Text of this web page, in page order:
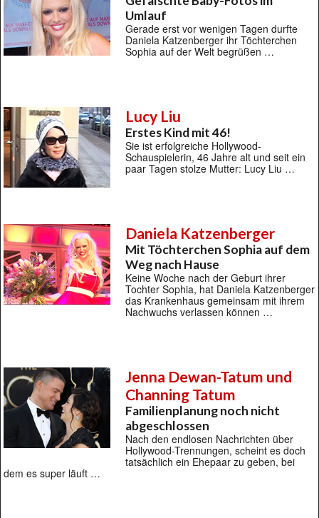
Umlauf
Gerade erst vor wenigen Tagen durfte
Daniela Katzenberger ihr Töchterchen
Sophia auf der Welt begrüßen …
Lucy Liu
Erstes Kind mit 46!
Sie ist erfolgreiche Hollywood-
Schauspielerin, 46 Jahre alt und seit ein
paar Tagen stolze Mutter: Lucy Liu …
Daniela Katzenberger
Mit Töchterchen Sophia auf dem
Weg nach Hause
Keine Woche nach der Geburt ihrer
Tochter Sophia, hat Daniela Katzenberger
das Krankenhaus gemeinsam mit ihrem
Nachwuchs verlassen können …
Jenna Dewan-Tatum und
Channing Tatum
Familienplanung noch nicht
abgeschlossen
Nach den endlosen Nachrichten über
Hollywood-Trennungen, scheint es doch
tatsächlich ein Ehepaar zu geben, bei
dem es super läuft …